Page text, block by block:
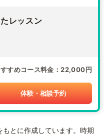
レッスン
すめコース料金 22,000円
体験・相談予約
とに作成しています。時期